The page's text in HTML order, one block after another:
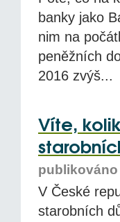
banky jako
nim na
peněžních
2016 zvýš...
Víte,
publikováno
V České
starobních